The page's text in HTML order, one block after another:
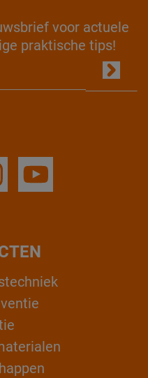
voor actuele
praktische tips!